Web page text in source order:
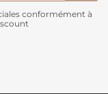
conformément à